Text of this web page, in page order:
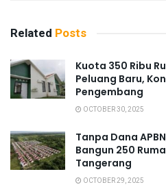
Related Posts
Kuota 350 Ribu
Peluang Baru,
Pengembang
OCTOBER 30, 2025
Tanpa Dana
Bangun 250
Tangerang
OCTOBER 29, 2025